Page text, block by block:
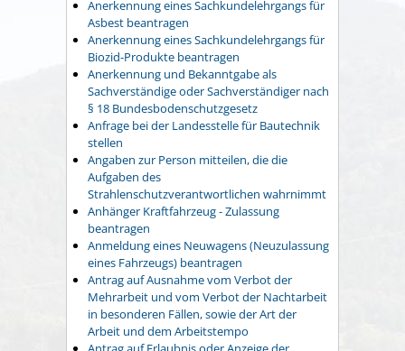
Anerkennung eines Sachkundelehrgangs für
Asbest beantragen
Anerkennung eines Sachkundelehrgangs für
Biozid-Produkte beantragen
Anerkennung und Bekanntgabe als
Sachverständige oder Sachverständiger nach
§ 18 Bundesbodenschutzgesetz
Anfrage bei der Landesstelle für Bautechnik
stellen
Angaben zur Person mitteilen, die die
Aufgaben des
Strahlenschutzverantwortlichen wahrnimmt
Anhänger Kraftfahrzeug - Zulassung
beantragen
Anmeldung eines Neuwagens (Neuzulassung
eines Fahrzeugs) beantragen
Antrag auf Ausnahme vom Verbot der
Mehrarbeit und vom Verbot der Nachtarbeit
in besonderen Fällen, sowie der Art der
Arbeit und dem Arbeitstempo